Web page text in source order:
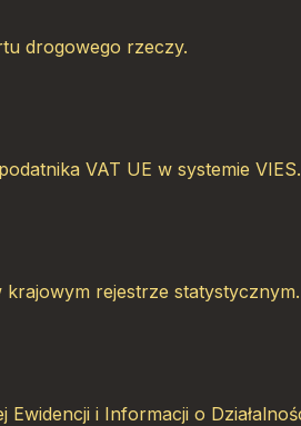
drogowego rzeczy.
VAT UE w systemie VIES.
rejestrze statystycznym.
i Informacji o